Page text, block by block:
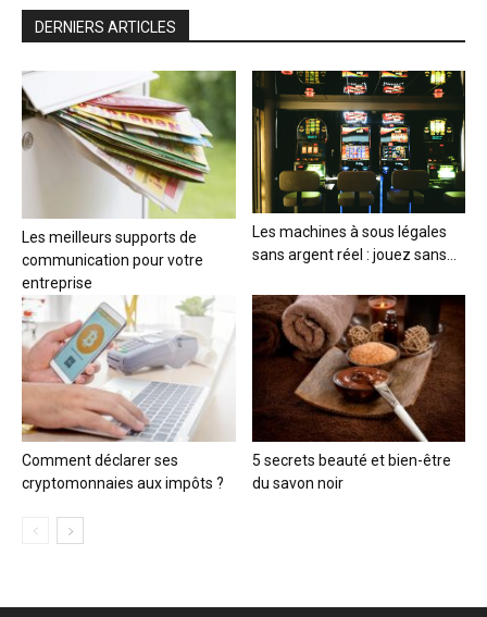
DERNIERS ARTICLES
Les meilleurs supports de
communication pour votre
entreprise
Les machines à sous légales
sans argent réel : jouez sans...
Comment déclarer ses
cryptomonnaies aux impôts ?
5 secrets beauté et bien-être
du savon noir